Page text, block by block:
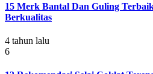
15 Merk Bantal Dan Guling
Berkualitas
4 tahun lalu
6